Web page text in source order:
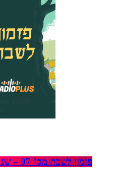
פזמון לשבת מס’ 97 – שנת 1978 חלק ד’ – 27.1.2023